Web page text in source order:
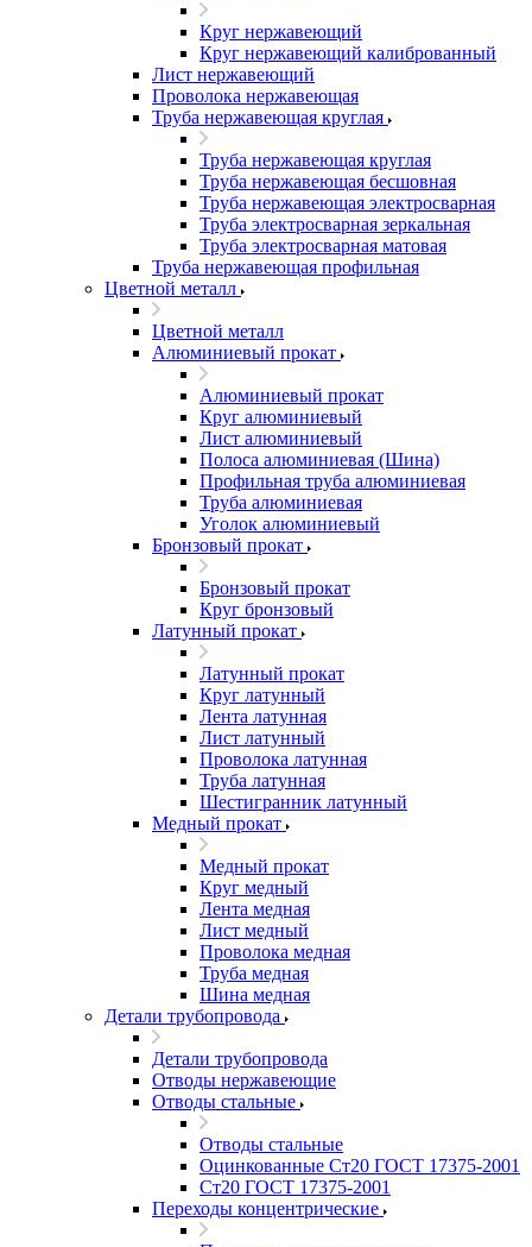
Круг нержавеющий
Круг нержавеющий калиброванный
Лист нержавеющий
Проволока нержавеющая
Труба нержавеющая круглая
Труба нержавеющая круглая
Труба нержавеющая бесшовная
Труба нержавеющая электросварная
Труба электросварная зеркальная
Труба электросварная матовая
Труба нержавеющая профильная
Цветной металл
Цветной металл
Алюминиевый прокат
Алюминиевый прокат
Круг алюминиевый
Лист алюминиевый
Полоса алюминиевая (Шина)
Профильная труба алюминиевая
Труба алюминиевая
Уголок алюминиевый
Бронзовый прокат
Бронзовый прокат
Круг бронзовый
Латунный прокат
Латунный прокат
Круг латунный
Лента латунная
Лист латунный
Проволока латунная
Труба латунная
Шестигранник латунный
Медный прокат
Медный прокат
Круг медный
Лента медная
Лист медный
Проволока медная
Труба медная
Шина медная
Детали трубопровода
Детали трубопровода
Отводы нержавеющие
Отводы стальные
Отводы стальные
Оцинкованные Ст20 ГОСТ 17375-2001
Ст20 ГОСТ 17375-2001
Переходы концентрические